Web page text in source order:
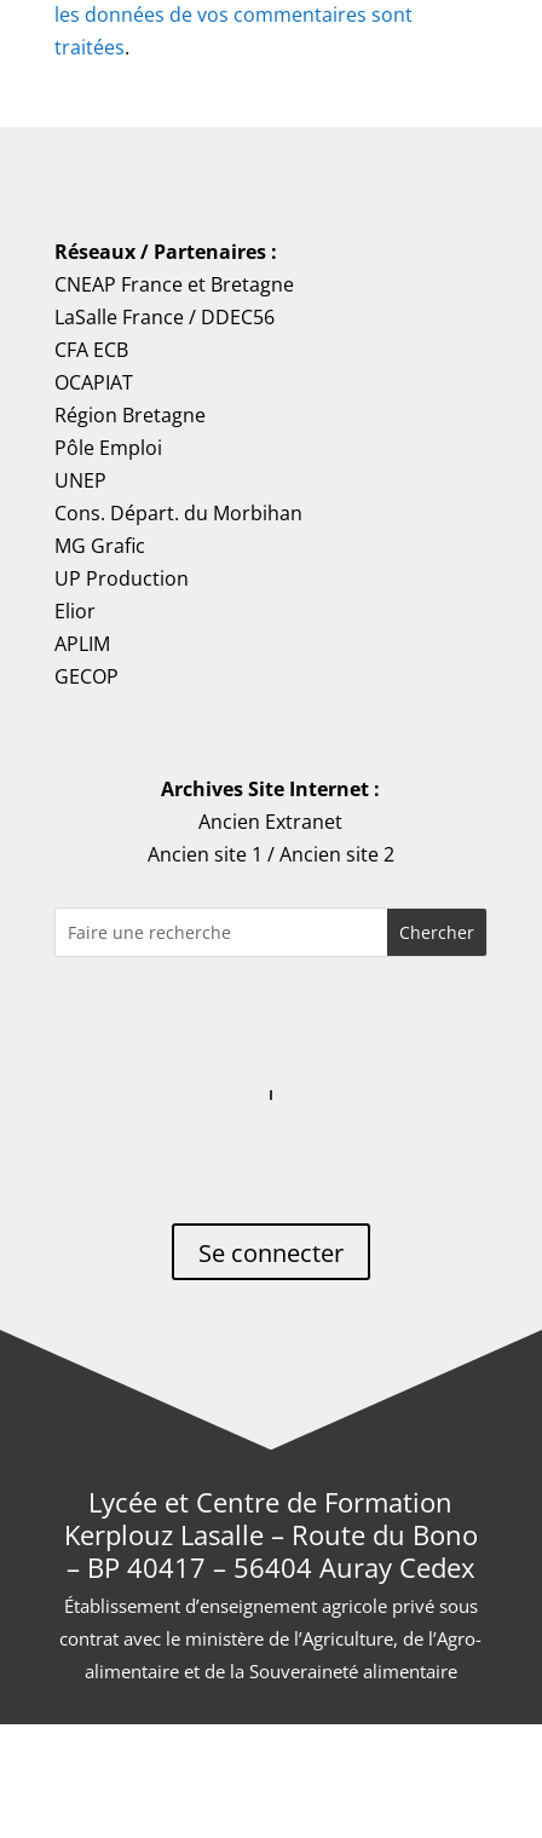
les données de vos commentaires sont
traitées.
Réseaux / Partenaires :
CNEAP Franceet Bretagne
LaSalle France/ DDEC56
CFA ECB
OCAPIAT
Région Bretagne
Pôle Emploi
UNEP
Cons. Départ. du Morbihan
MG Grafic
UP Production
Elior
APLIM
GECOP
Archives Site Internet :
Ancien Extranet
Ancien site 1 /Ancien site 2
Se connecter
Lycée et Centre de Formation
Kerplouz Lasalle – Route du Bono
– BP 40417 – 56404 Auray Cedex
Établissement d’enseignement agricole privé sous
contrat avec le ministère de l’Agriculture, de l’Agro-
alimentaire et de la Souveraineté alimentaire